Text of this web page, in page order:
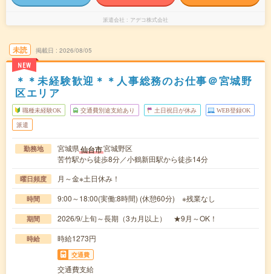
派遣会社 アデコ株式会社
未読
NEW
掲載日 2026/08/05
＊＊未経験歓迎＊＊人事総務のお仕事＠宮城野
区エリア
職種未経験OK 交通費別途支給あり 土日祝日が休み WEB登録OK
派遣
勤務地 宮城県仙台市宮城野区
苦竹駅から徒歩8分／小鶴新田駅から徒歩14分
曜日頻度 月～金※土日休み！
時間 9:00～18:00(実働:8時間) (休憩60分) ※残業なし
期間 2026/9/上旬～長期（3カ月以上） ★9月～OK！
時給 時給1273円
交通費
交通費支給